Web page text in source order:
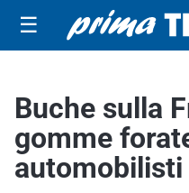
☰
Buche sulla
gomme